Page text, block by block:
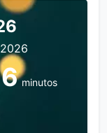
minutos